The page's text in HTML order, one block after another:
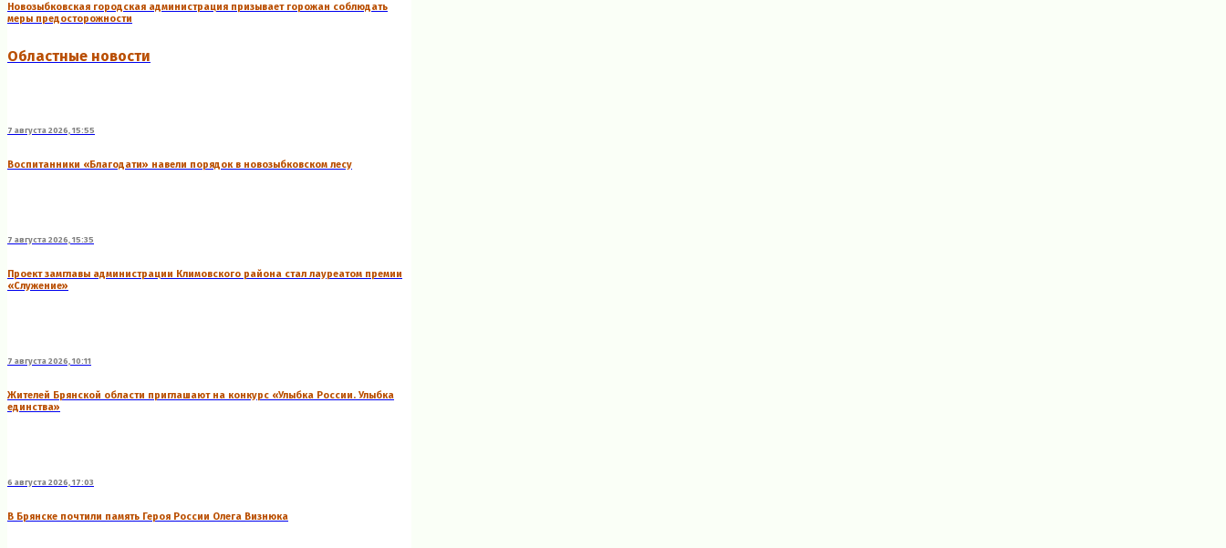
Новозыбковская городская администрация призывает горожан соблюдать
меры предосторожности
Областные новости
7 августа 2026, 15:55
Воспитанники «Благодати» навели порядок в новозыбковском лесу
7 августа 2026, 15:35
Проект замглавы администрации Климовского района стал лауреатом премии
«Служение»
7 августа 2026, 10:11
Жителей Брянской области приглашают на конкурс «Улыбка России. Улыбка
единства»
6 августа 2026, 17:03
В Брянске почтили память Героя России Олега Визнюка